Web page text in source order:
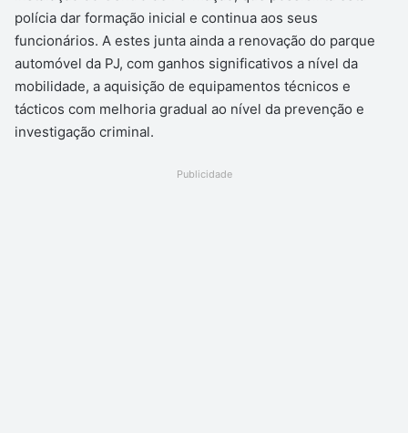
polícia dar formação inicial e continua aos seus
funcionários. A estes junta ainda a renovação do parque
automóvel da PJ, com ganhos significativos a nível da
mobilidade, a aquisição de equipamentos técnicos e
tácticos com melhoria gradual ao nível da prevenção e
investigação criminal.
Publicidade